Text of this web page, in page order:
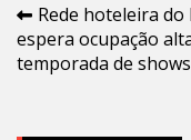
Navegação
de
Rede hoteleira do
espera ocupação
temporada de shows